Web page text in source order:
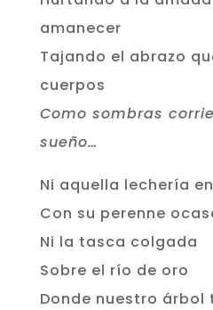
amanecer
Tajando el abrazo
cuerpos
Como sombras
sueño…
Ni aquella lechería
Con su perenne
Ni la tasca colgada
Sobre el río de oro
Donde nuestro árbol